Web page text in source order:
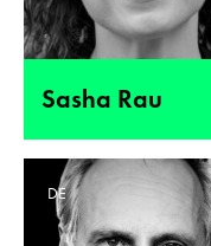
Sasha Rau
DE